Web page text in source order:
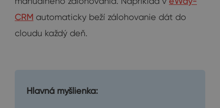
CRM automaticky beží zálohovanie dát do
cloudu každý deň.
Hlavná myšlienka: